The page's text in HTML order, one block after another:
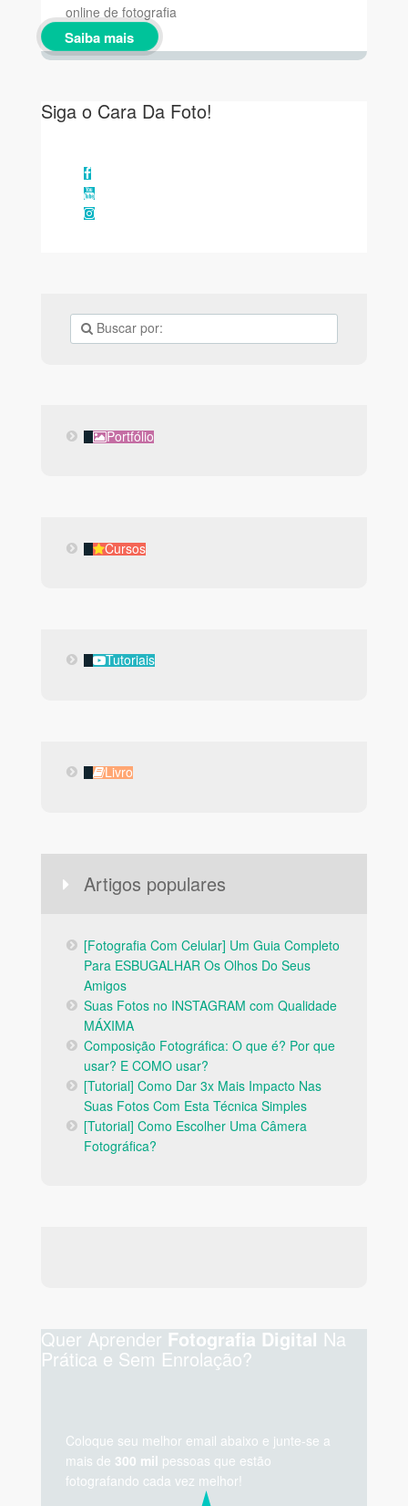
online de fotografia
Saiba mais
Siga o Cara Da Foto!
Facebook
YouTube
Instagram
PortfólioPortfólio
CursosCursos
TutoriaisTutoriais
LivroLivro
Artigos populares
[Fotografia Com Celular] Um Guia Completo
Para ESBUGALHAR Os Olhos Do Seus
Amigos
Suas Fotos no INSTAGRAM com Qualidade
MÁXIMA
Composição Fotográfica: O que é? Por que
usar? E COMO usar?
[Tutorial] Como Dar 3x Mais Impacto Nas
Suas Fotos Com Esta Técnica Simples
[Tutorial] Como Escolher Uma Câmera
Fotográfica?
Quer Aprender Fotografia Digital Na
Prática e Sem Enrolação?
Coloque seu melhor email abaixo e junte-se a
mais de 300 mil pessoas que estão
fotografando cada vez melhor!